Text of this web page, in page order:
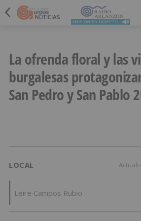
La ofrenda floral y las
burgalesas
San Pedro y San Pablo
LOCAL
Leire Campos Rubio